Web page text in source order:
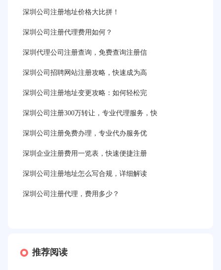
深圳公司注册地址价格大比拼！
深圳公司注册代理费用如何？
深圳代理公司注册查询，免费查询注册信
深圳公司招聘网站注册攻略，快速成为高
深圳公司注册地址变更攻略：如何轻松完
深圳公司注册300万转让，专业代理服务，快
深圳公司注册免费办理，专业代办服务优
深圳企业注册费用一览表，快速便捷注册
深圳公司注册地址怎么写合规，详细解读
深圳公司注册代理，费用多少？
推荐阅读